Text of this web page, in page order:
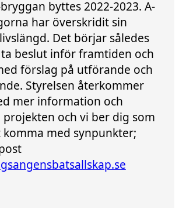
byttes 2022-2023. A-
har överskridit sin
Det börjar således
beslut inför framtiden och
förslag på utförande och
Styrelsen återkommer
mer information och
och vi ber dig som
med synpunkter;